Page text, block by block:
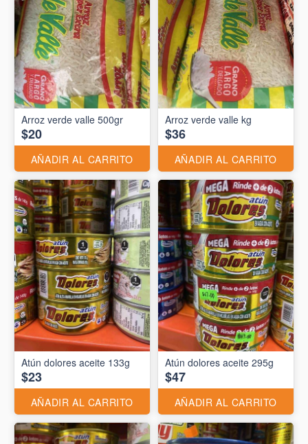
Arroz verde valle 500gr
$20
AÑADIR AL CARRITO
Arroz verde valle kg
$36
AÑADIR AL CARRITO
Atún dolores aceite 133g
$23
AÑADIR AL CARRITO
Atún dolores aceite 295g
$47
AÑADIR AL CARRITO